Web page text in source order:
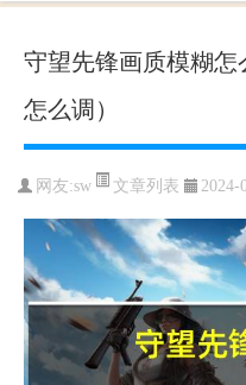
守望先锋画质模糊
怎么调）
网友:sw 文章列表 2024-